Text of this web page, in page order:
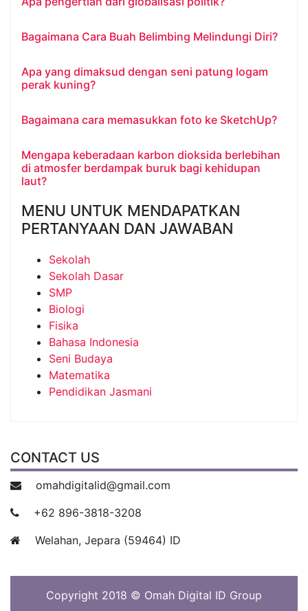
Bagaimana Cara Buah Belimbing Melindungi Diri?
Apa yang dimaksud dengan seni patung logam
perak kuning?
Bagaimana cara memasukkan foto ke SketchUp?
Mengapa keberadaan karbon dioksida berlebihan
di atmosfer berdampak buruk bagi kehidupan
laut?
MENU UNTUK MENDAPATKAN
PERTANYAAN DAN JAWABAN
Sekolah
Sekolah Dasar
SMP
Biologi
Fisika
Bahasa Indonesia
Seni Budaya
Matematika
Pendidikan Jasmani
CONTACT US
omahdigitalid@gmail.com
+62 896-3818-3208
Welahan, Jepara (59464) ID
Copyright 2018 © Omah Digital ID Group